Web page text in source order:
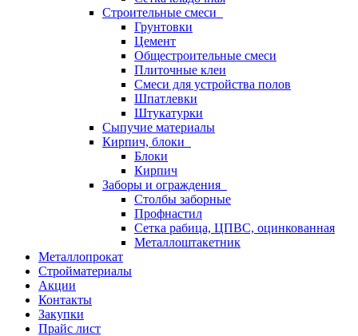
Строительные смеси
Грунтовки
Цемент
Общестроительные смеси
Плиточные клеи
Смеси для устройства полов
Шпатлевки
Штукатурки
Сыпучие материалы
Кирпич, блоки
Блоки
Кирпич
Заборы и ограждения
Столбы заборные
Профнастил
Сетка рабица, ЦПВС, оцинкованная
Металлоштакетник
Металлопрокат
Стройматериалы
Акции
Контакты
Закупки
Прайс лист